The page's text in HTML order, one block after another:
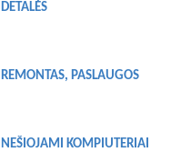
DETALĖS
REMONTAS, PASLAUGOS
NEŠIOJAMI KOMPIUTERIAI